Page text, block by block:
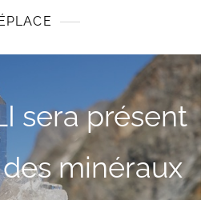
sera présent
minéraux